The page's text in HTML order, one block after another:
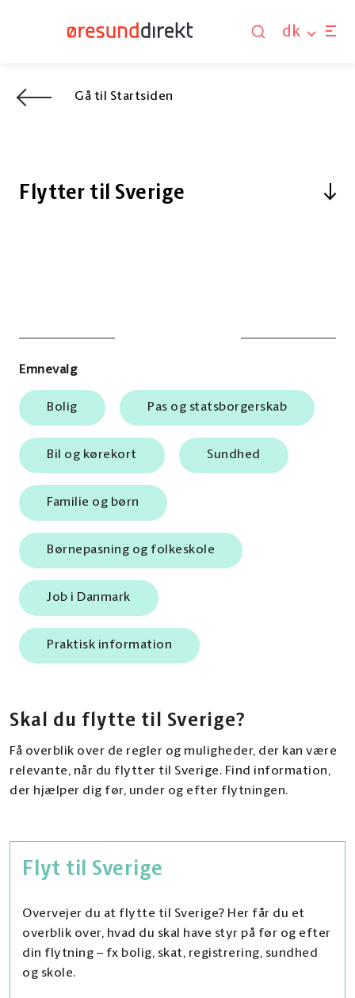
dk
Gå til Startsiden
Flytter til Sverige
Emnevalg
Bolig Pas og statsborgerskab
Bil og kørekort Sundhed
Familie og børn
Børnepasning og folkeskole
Job i Danmark
Praktisk information
Skal du flytte til Sverige?
Få overblik over de regler og muligheder, der kan være
relevante, når du flytter til Sverige. Find information,
der hjælper dig før, under og efter flytningen.
Flyt til Sverige
Overvejer du at flytte til Sverige? Her får du et
overblik over, hvad du skal have styr på før og efter
din flytning – fx bolig, skat, registrering, sundhed
og skole.